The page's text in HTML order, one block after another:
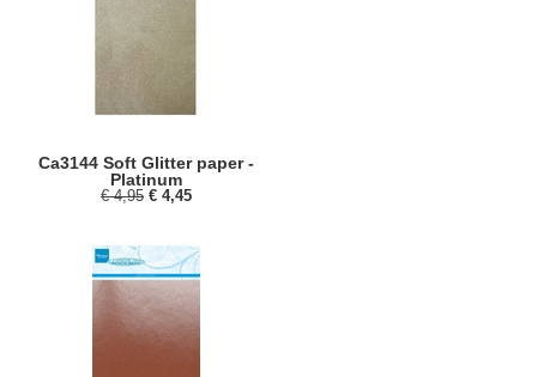
Ca3144 Soft Glitter paper -
Platinum
€ 4,95 € 4,45